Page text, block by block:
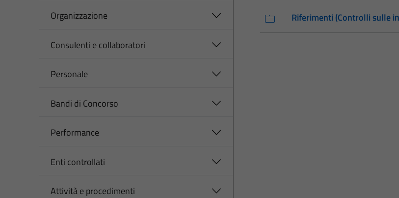
Organizzazione
Consulenti e collaboratori
Personale
Bandi di Concorso
Performance
Enti controllati
Attività e procedimenti
Riferimenti (Controlli sulle